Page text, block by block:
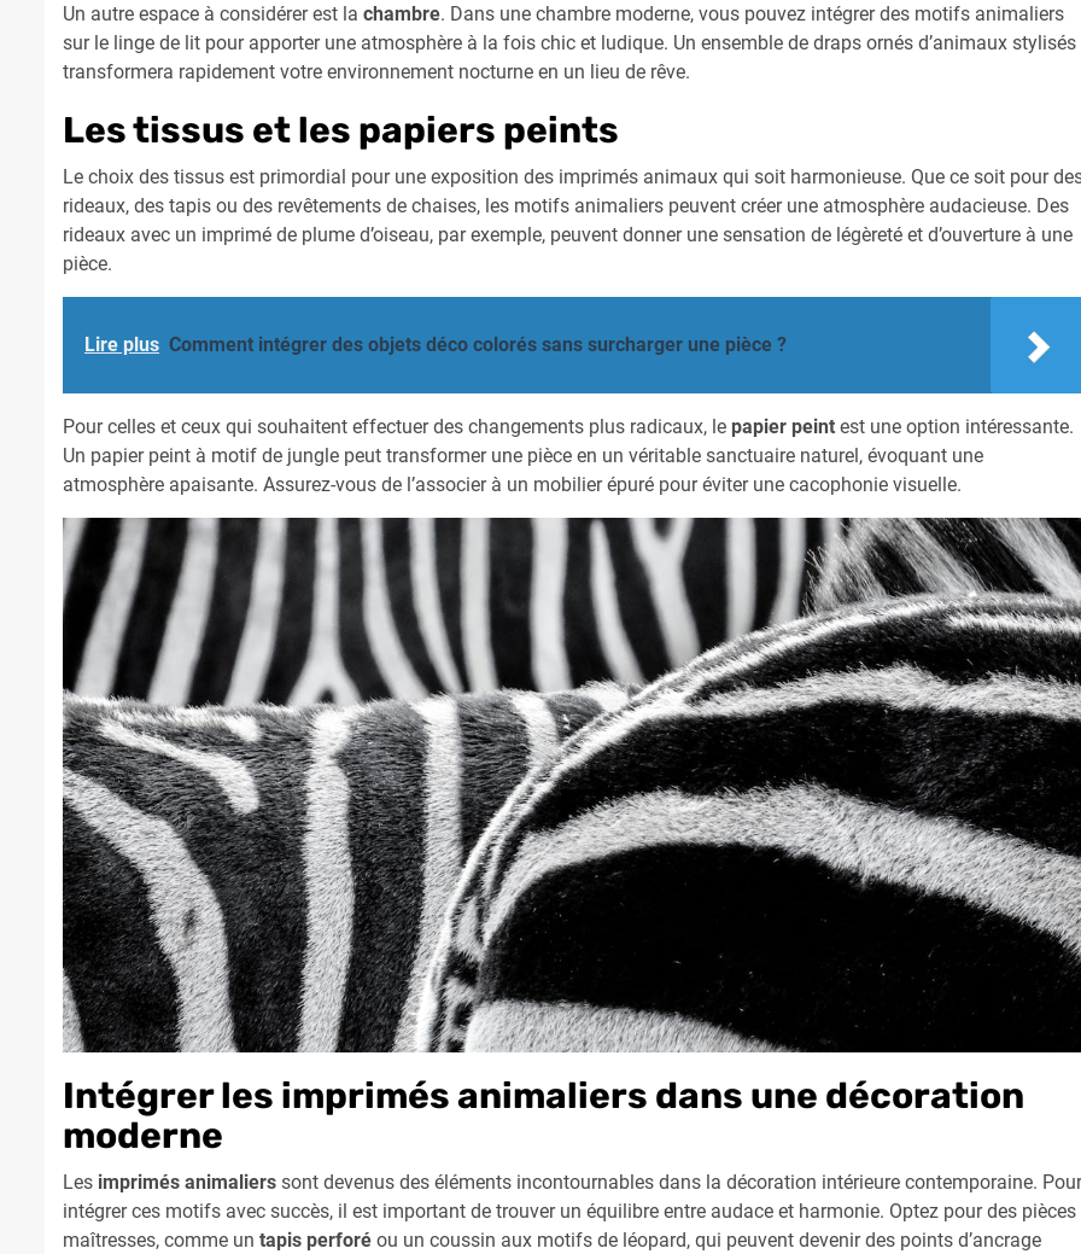
Un autre espace à considérer est la chambre. Dans une chambre moderne, vous pouvez intégrer des motifs animaliers
sur le linge de lit pour apporter une atmosphère à la fois chic et ludique. Un ensemble de draps ornés d’animaux stylisés
transformera rapidement votre environnement nocturne en un lieu de rêve.
Les tissus et les papiers peints
Le choix des tissus est primordial pour une exposition des imprimés animaux qui soit harmonieuse. Que ce soit pour
rideaux, des tapis ou des revêtements de chaises, les motifs animaliers peuvent créer une atmosphère audacieuse. Des
rideaux avec un imprimé de plume d’oiseau, par exemple, peuvent donner une sensation de légèreté et d’ouverture à une
pièce.
Lire plus Comment intégrer des objets déco colorés sans surcharger une pièce ?
Pour celles et ceux qui souhaitent effectuer des changements plus radicaux, le papier peint est une option intéressante.
Un papier peint à motif de jungle peut transformer une pièce en un véritable sanctuaire naturel, évoquant une
atmosphère apaisante. Assurez-vous de l’associer à un mobilier épuré pour éviter une cacophonie visuelle.
Intégrer les imprimés animaliers dans une décoration
moderne
Les imprimés animaliers sont devenus des éléments incontournables dans la décoration intérieure contemporaine. Pour
intégrer ces motifs avec succès, il est important de trouver un équilibre entre audace et harmonie. Optez pour des pièces
maîtresses, comme un tapis perforé ou un coussin aux motifs de léopard, qui peuvent devenir des points d’ancrage